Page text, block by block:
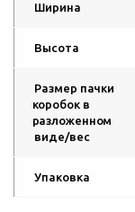
Ширина
Высота
Размер пачки
коробок в
разложенном
виде/вес
Упаковка